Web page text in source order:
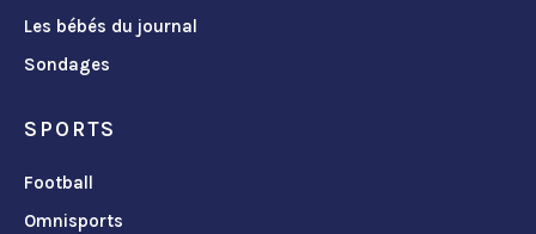
Les bébés du journal
Sondages
SPORTS
Football
Omnisports